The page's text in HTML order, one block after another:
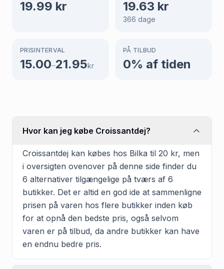
19.99 kr 19.63 kr
366 dage
PRISINTERVAL
15.00–21.95kr
PÅ TILBUD
0% af tiden
Hvor kan jeg købe Croissantdej?
Croissantdej kan købes hos Bilka til 20 kr, men
i oversigten ovenover på denne side finder du
6 alternativer tilgængelige på tværs af 6
butikker. Det er altid en god ide at sammenligne
prisen på varen hos flere butikker inden køb
for at opnå den bedste pris, også selvom
varen er på tilbud, da andre butikker kan have
en endnu bedre pris.